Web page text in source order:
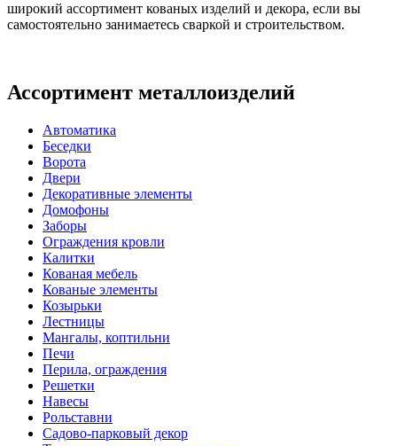
широкий ассортимент кованых изделий и декора, если вы
самостоятельно занимаетесь сваркой и строительством.
Ассортимент металлоизделий
Автоматика
Беседки
Ворота
Двери
Декоративные элементы
Домофоны
Заборы
Ограждения кровли
Калитки
Кованая мебель
Кованые элементы
Козырьки
Лестницы
Мангалы, коптильни
Печи
Перила, ограждения
Решетки
Навесы
Рольставни
Садово-парковый декор